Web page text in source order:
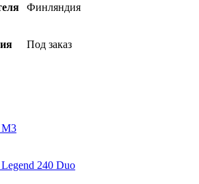
Финляндия
Под заказ
M3
240 Duo